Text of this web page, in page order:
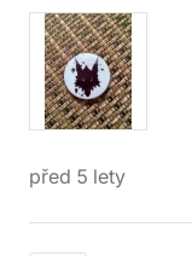
před 5 lety